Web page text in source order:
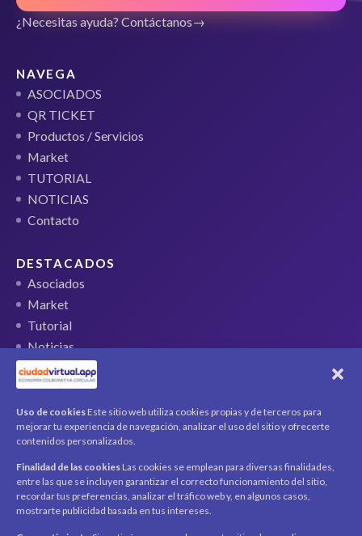
Uso de cookies Este sitio web utiliza cookies propias y de terceros para
mejorar tu experiencia de navegación, analizar el uso del sitio y ofrecerte
contenidos personalizados.
Finalidad de las cookies Las cookies se emplean para diversas finalidades,
entre las que se incluyen garantizar el correcto funcionamiento del sitio,
recordar tus preferencias, analizar el tráfico web y, en algunos casos,
mostrarte publicidad basada en tus intereses.
¿Necesitas ayuda? Contáctanos
NAVEGA
ASOCIADOS
QR TICKET
Productos / Servicios
Market
TUTORIAL
NOTICIAS
Contacto
DESTACADOS
Asociados
Market
Tutorial
Noticias
QR Ticket
CUENTA
Mi cuenta
Productos / Servicios
Asociados
Acerca deContactoNoticias